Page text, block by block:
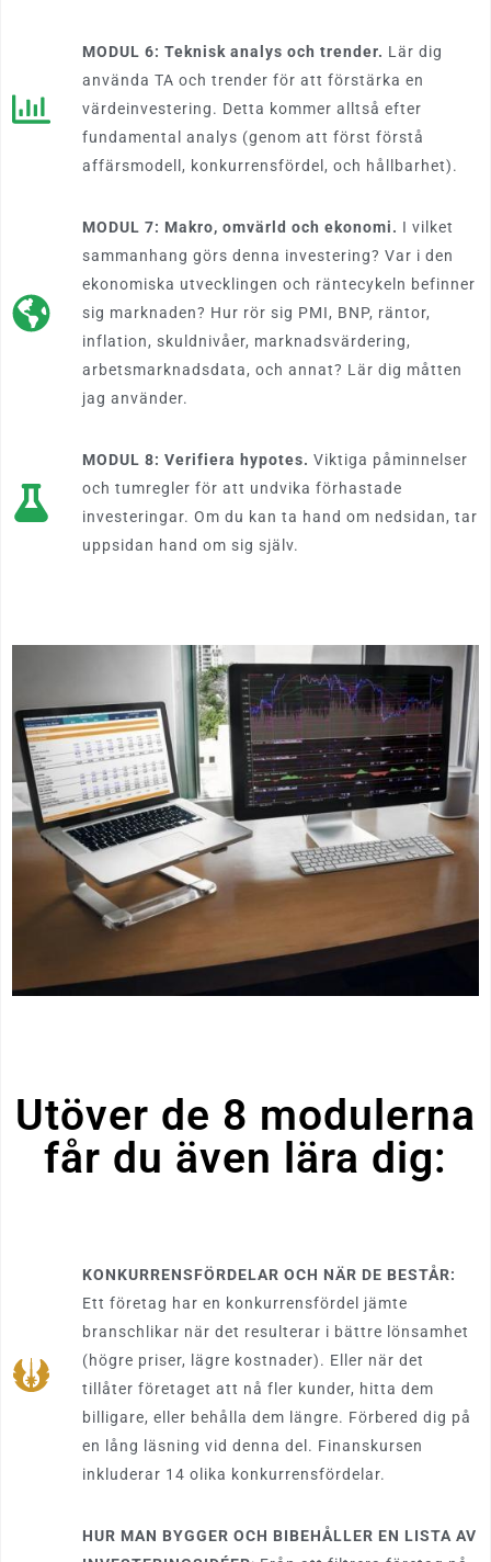
MODUL 6: Teknisk analys och trender. Lär dig
använda TA och trender för att förstärka en
värdeinvestering. Detta kommer alltså efter
fundamental analys (genom att först förstå
affärsmodell, konkurrensfördel, och hållbarhet).
MODUL 7: Makro, omvärld och ekonomi. I vilket
sammanhang görs denna investering? Var i den
ekonomiska utvecklingen och räntecykeln befinner
sig marknaden? Hur rör sig PMI, BNP, räntor,
inflation, skuldnivåer, marknadsvärdering,
arbetsmarknadsdata, och annat? Lär dig måtten
jag använder.
MODUL 8: Verifiera hypotes. Viktiga påminnelser
och tumregler för att undvika förhastade
investeringar. Om du kan ta hand om nedsidan, tar
uppsidan hand om sig själv.
Utöver de 8 modulerna
får du även lära dig:
KONKURRENSFÖRDELAR OCH NÄR DE BESTÅR:
Ett företag har en konkurrensfördel jämte
branschlikar när det resulterar i bättre lönsamhet
(högre priser, lägre kostnader). Eller när det
tillåter företaget att nå fler kunder, hitta dem
billigare, eller behålla dem längre. Förbered dig på
en lång läsning vid denna del. Finanskursen
inkluderar 14 olika konkurrensfördelar.
HUR MAN BYGGER OCH BIBEHÅLLER EN LISTA AV